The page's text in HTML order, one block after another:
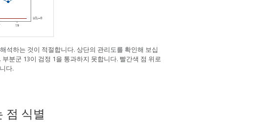
석하는 것이 적절합니다. 상단의 관리도를 확인해 보십
분군 13이 검정 1을 통과하지 못합니다. 빨간색 점 위로
다.
점 식별